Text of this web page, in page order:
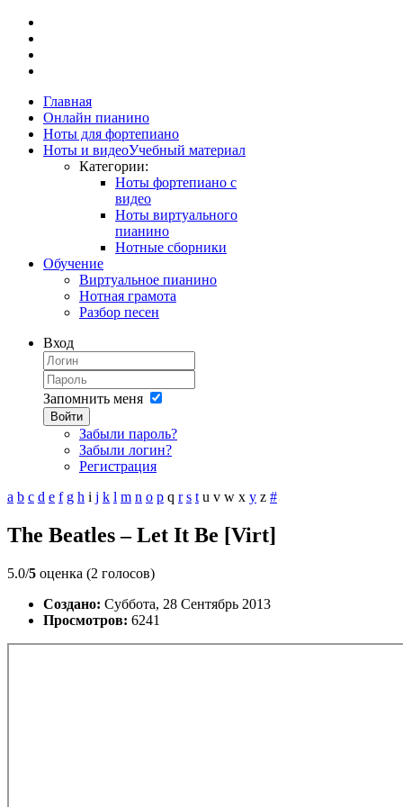
Главная
Онлайн пианино
Ноты для фортепиано
Ноты и видеоУчебный материал
Категории:
Ноты фортепиано с
видео
Ноты виртуального
пианино
Нотные сборники
Обучение
Виртуальное пианино
Нотная грамота
Разбор песен
Вход
Запомнить меня
Войти
Забыли пароль?
Забыли логин?
Регистрация
a b c d e f g h i j k l m n o p q r s t u v w x y z #
The Beatles – Let It Be [Virt]
5.0/5 оценка (2 голосов)
Создано: Суббота, 28 Сентябрь 2013
Просмотров: 6241